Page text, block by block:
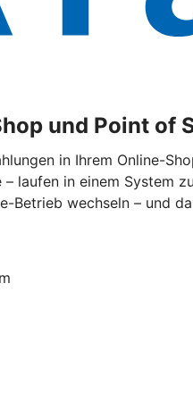
und Point of
in Ihrem Online-
laufen in einem
Betrieb wechseln – und